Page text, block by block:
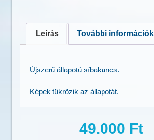
Leírás További információk
Újszerű állapotú síbakancs.
Képek tükrözik az állapotát.
49.000 Ft